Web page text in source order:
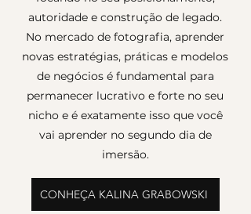
autoridade e construção de legado.
No mercado de fotografia, aprender
novas estratégias, práticas e modelos
de negócios é fundamental para
permanecer lucrativo e forte no seu
nicho e é exatamente isso que você
vai aprender no segundo dia de
imersão.
CONHEÇA KALINA GRABOWSKI